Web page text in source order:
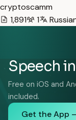
cryptoscamm
1,891
1
Speech
Free on iOS and
included.
Get the App